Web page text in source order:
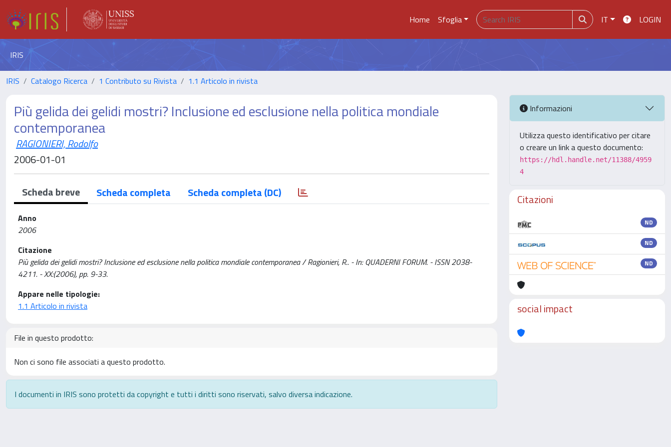
Home Sfoglia IT LOGIN
IRIS
IRIS Catalogo Ricerca 1 Contributo su Rivista 1.1 Articolo in rivista
Più gelida dei gelidi mostri? Inclusione ed esclusione nella politica mondiale
contemporanea
RAGIONIERI, Rodolfo
2006-01-01
Scheda breve Scheda completa Scheda completa (DC)
Anno
2006
Citazione
Più gelida dei gelidi mostri? Inclusione ed esclusione nella politica mondiale contemporanea / Ragionieri, R.. - In: QUADERNI FORUM. - ISSN 2038-
4211. - XX:(2006), pp. 9-33.
Appare nelle tipologie:
1.1 Articolo in rivista
File in questo prodotto:
Non ci sono file associati a questo prodotto.
I documenti in IRIS sono protetti da copyright e tutti i diritti sono riservati, salvo diversa indicazione.
Informazioni
Utilizza questo identificativo per citare
o creare un link a questo documento:
https://hdl.handle.net/11388/4959
4
Citazioni
ND
ND
ND
social impact